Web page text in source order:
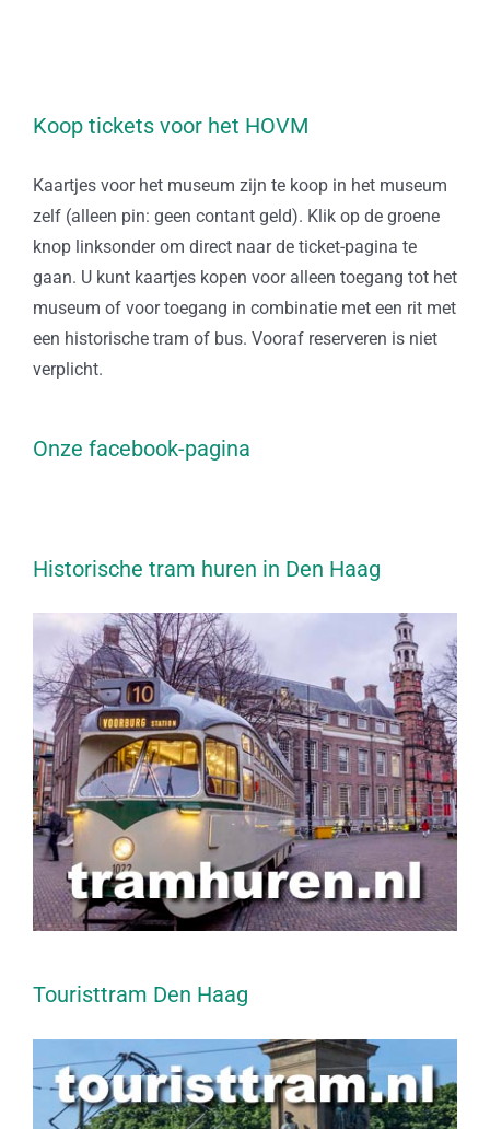
Koop tickets voor het HOVM
Kaartjes voor het museum zijn te koop in het museum
zelf (alleen pin: geen contant geld). Klik op de groene
knop linksonder om direct naar de ticket-pagina te
gaan. U kunt kaartjes kopen voor alleen toegang tot het
museum of voor toegang in combinatie met een rit met
een historische tram of bus. Vooraf reserveren is niet
verplicht.
Onze facebook-pagina
Historische tram huren in Den Haag
Touristtram Den Haag